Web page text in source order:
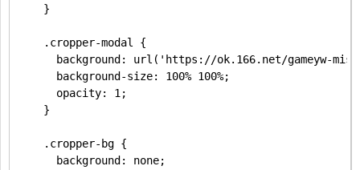
    }
    .cropper-modal {
background: url('https://ok.166.net/gameyw-
      background-size: 100% 100%;
      opacity: 1;
    }
    .cropper-bg {
      background: none;